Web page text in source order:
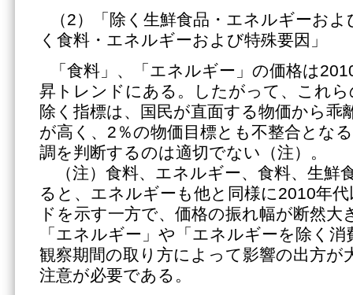
（2）「除く生鮮食品・エネルギーお
く食料・エネルギーおよび特殊要因」
「食料」、「エネルギー」の価格は
昇トレンドにある。したがって、これ
除く指標は、国民が直面する物価から乖
が高く、2％の物価目標とも不整合とな
調を判断するのは適切でない（注）。
（注）食料、エネルギー、食料、生鮮
ると、エネルギーも他と同様に2010年
ドを示す一方で、価格の振れ幅が断然大
「エネルギー」や「エネルギーを除く
観察期間の取り方によって影響の出方が
注意が必要である。